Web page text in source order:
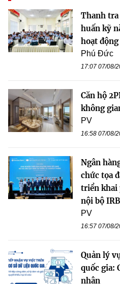
Thanh tra
huấn kỹ
hoạt
Phú Đức
17:07 07/08/
Căn hộ
không
PV
16:58 07/08/
Ngân
chức tọa
triển khai
nội bộ IRB
PV
16:57 07/08/
Quản lý
quốc gia:
nhận